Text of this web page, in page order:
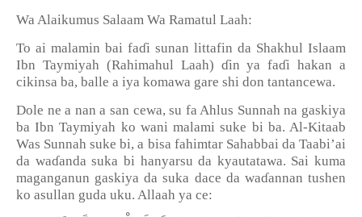
Wa Alaikumus Salaam Wa Ramatul Laah:
To ai malamin bai faɗi sunan littafin da Shakhul Islaam
Ibn Taymiyah (Rahimahul Laah) ɗin ya faɗi hakan a
cikinsa ba, balle a iya komawa gare shi don tantancewa.
Dole ne a nan a san cewa, su fa Ahlus Sunnah na gaskiya
ba Ibn Taymiyah ko wani malami suke bi ba. Al-Kitaab
Was Sunnah suke bi, a bisa fahimtar Sahabbai da Taabi’ai
da waɗanda suka bi hanyarsu da kyautatawa. Sai kuma
maganganun gaskiya da suka dace da waɗannan tushen
ko asullan guda uku. Allaah ya ce: